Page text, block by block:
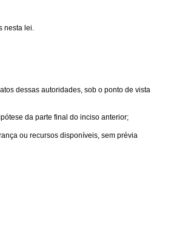
nesta lei.
dessas autoridades, sob o ponto de vista
da parte final do inciso anterior;
ou recursos disponíveis, sem prévia